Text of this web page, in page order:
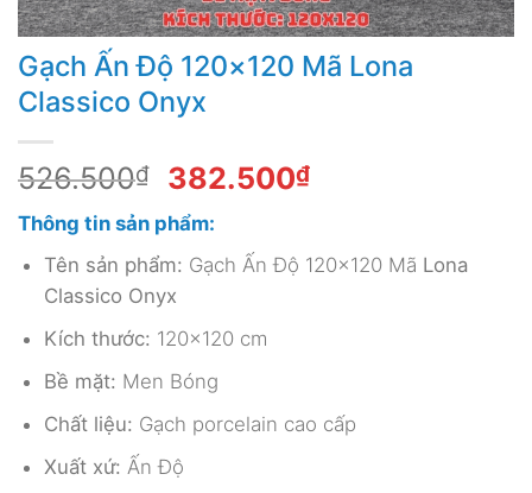
Gạch Ấn Độ 120×120 Mã Lona
Classico Onyx
526.500₫
Giá
gốc
là:
526.500₫.
382.500₫Giá
là:
Thông tin sản phẩm:
Tên sản phẩm: Gạch Ấn Độ 120×120 Mã Lona
Classico Onyx
Kích thước: 120×120 cm
Bề mặt: Men Bóng
Chất liệu: Gạch porcelain cao cấp
Xuất xứ: Ấn Độ